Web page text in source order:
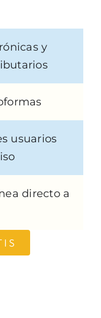
y
usuarios
directo a